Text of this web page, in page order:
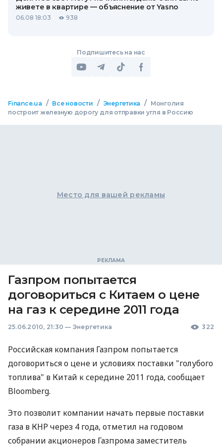
живете в квартире — объяснение от Yasno
06.08 18:03 938
Подпишитесь на нас
Finance.ua / Все новости / Энергетика /
Монголия
построит железную дорогу для отправки угля в Россию
Место для вашей рекламы
Газпром попытается
договориться с Китаем о цене
на газ к середине 2011 года
25.06.2010, 21:30 — Энергетика 322
Российская компания Газпром попытается
договориться о цене и условиях поставки "голубого
топлива" в Китай к середине 2011 года, сообщает
Bloomberg.
Это позволит компании начать первые поставки
газа в КНР через 4 года, отметил на годовом
собрании акционеров Газпрома заместитель